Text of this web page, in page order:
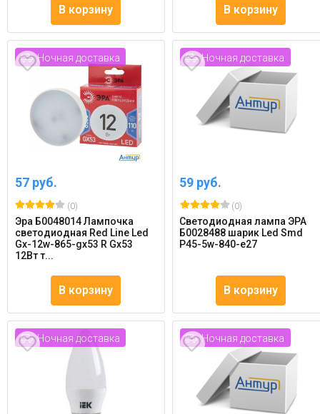
В корзину В корзину
Ночная доставка
57 руб.
(0)
Эра Б0048014 Лампочка
светодиодная Red Line Led
Gx-12w-865-gx53 R Gx53
12Вт т...
В корзину
Ночная доставка
59 руб.
(0)
Светодиодная лампа ЭРА
Б0028488 шарик Led Smd
P45-5w-840-e27
В корзину
Ночная доставка Ночная доставка